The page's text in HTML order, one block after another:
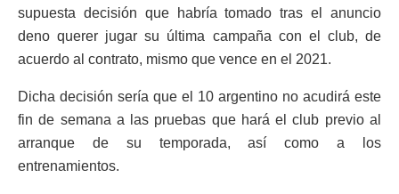
supuesta decisión que habría tomado tras el anuncio
deno querer jugar su última campaña con el club, de
acuerdo al contrato, mismo que vence en el 2021.
Dicha decisión sería que el 10 argentino no acudirá este
fin de semana a las pruebas que hará el club previo al
arranque de su temporada, así como a los
entrenamientos.